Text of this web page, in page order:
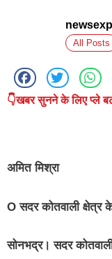
All Posts
👇खबर सुनने के लिए प्ले
अमित मिश्रा
O सदर कोतवाली क्षेत्र
सोनभद्र। सदर